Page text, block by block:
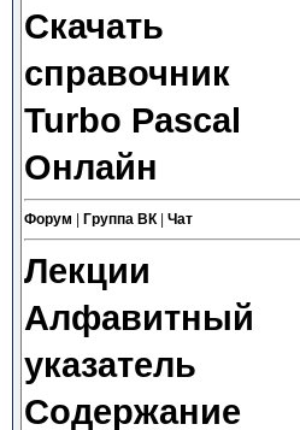
Скачать
справочник
Turbo Pascal
Онлайн
Форум Группа ВК| Чат
Лекции
Алфавитный
указатель
Содержание